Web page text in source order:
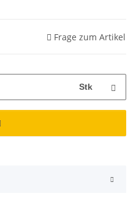
Frage zum Artikel
Stk